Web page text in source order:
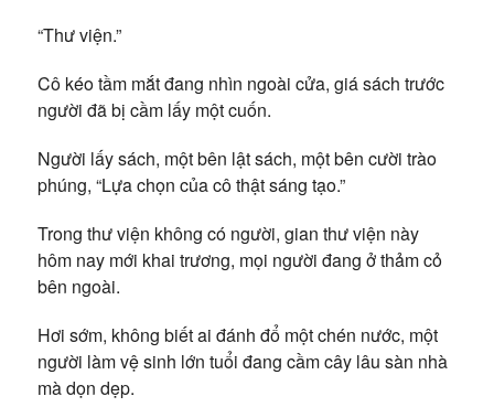
“Thư viện.”
Cô kéo tầm mắt đang nhìn ngoài cửa, giá sách trước
người đã bị cầm lấy một cuốn.
Người lấy sách, một bên lật sách, một bên cười trào
phúng, “Lựa chọn của cô thật sáng tạo.”
Trong thư viện không có người, gian thư viện này
hôm nay mới khai trương, mọi người đang ở thảm cỏ
bên ngoài.
Hơi sớm, không biết ai đánh đổ một chén nước, một
người làm vệ sinh lớn tuổi đang cầm cây lâu sàn nhà
mà dọn dẹp.